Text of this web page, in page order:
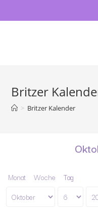
Britzer
> Britzer Kalender
Monat Woche Tag
Monat
Tag
Jahr